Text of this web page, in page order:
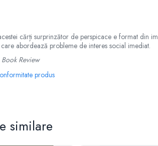
cărți surprinzător de perspicace e format din
abordează probleme de interes social imediat.
Review
produs
similare